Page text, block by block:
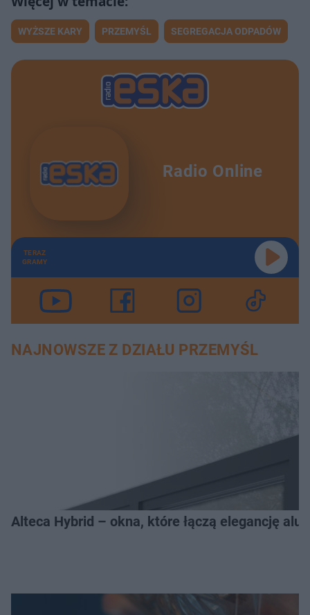
WYŻSZE KARY PRZEMYŚL SEGREGACJA ODPADÓW
Radio Online
TERAZ
GRAMY
NAJNOWSZE Z DZIAŁU PRZEMYŚL
Alteca Hybrid – okna, które łączą elegancję